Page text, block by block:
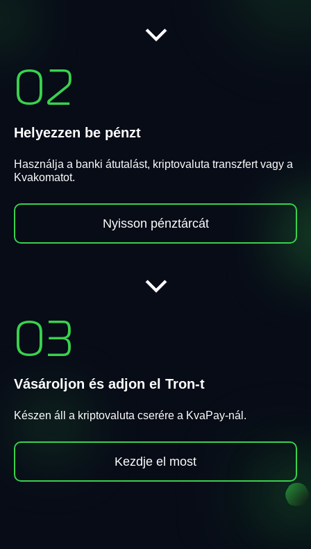
02
Helyezzen be pénzt
Használja a banki átutalást, kriptovaluta transzfert vagy a
Kvakomatot.
Nyisson pénztárcát
03
Vásároljon és adjon el Tron-t
Készen áll a kriptovaluta cserére a KvaPay-nál.
Kezdje el most